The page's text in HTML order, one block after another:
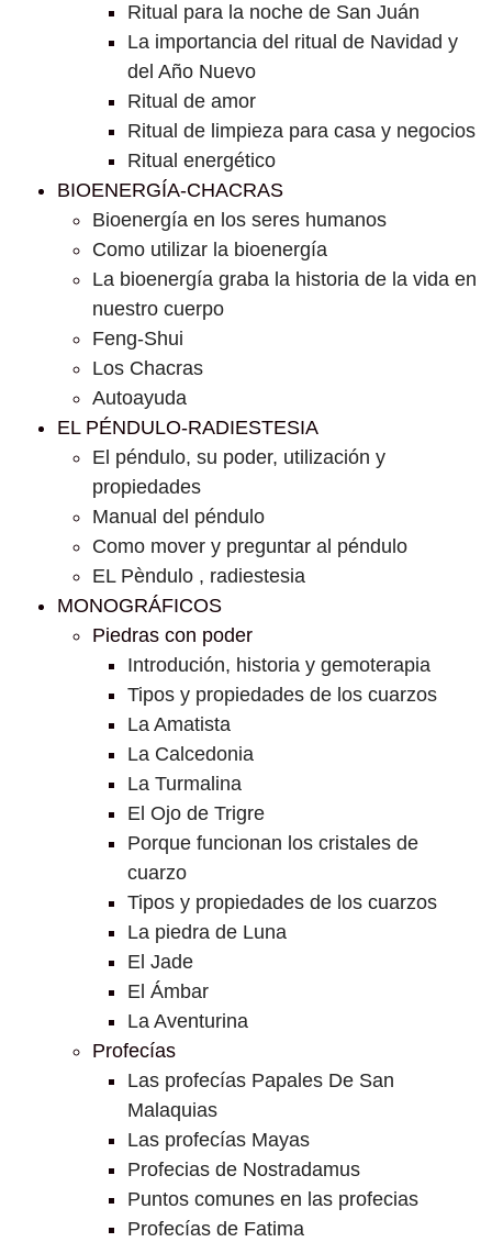
Ritual para la noche de San Juán
La importancia del ritual de Navidad y
del Año Nuevo
Ritual de amor
Ritual de limpieza para casa y negocios
Ritual energético
BIOENERGÍA-CHACRAS
Bioenergía en los seres humanos
Como utilizar la bioenergía
La bioenergía graba la historia de la vida en
nuestro cuerpo
Feng-Shui
Los Chacras
Autoayuda
EL PÉNDULO-RADIESTESIA
El péndulo, su poder, utilización y
propiedades
Manual del péndulo
Como mover y preguntar al péndulo
EL Pèndulo , radiestesia
MONOGRÁFICOS
Piedras con poder
Introdución, historia y gemoterapia
Tipos y propiedades de los cuarzos
La Amatista
La Calcedonia
La Turmalina
El Ojo de Trigre
Porque funcionan los cristales de
cuarzo
Tipos y propiedades de los cuarzos
La piedra de Luna
El Jade
El Ámbar
La Aventurina
Profecías
Las profecías Papales De San
Malaquias
Las profecías Mayas
Profecias de Nostradamus
Puntos comunes en las profecias
Profecías de Fatima